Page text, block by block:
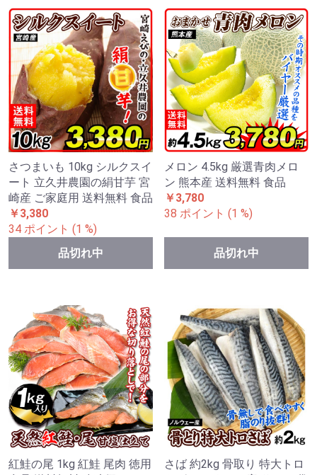
さつまいも 10kg シルクスイ
ート 立久井農園の絹甘芋 宮
崎産 ご家庭用 送料無料 食品
￥3,380
34 ポイント (1 %)
品切れ中
メロン 4.5kg 厳選青肉メロ
ン 熊本産 送料無料 食品
￥3,780
38 ポイント (1 %)
品切れ中
紅鮭の尾 1kg 紅鮭 尾肉 徳用
さば 約2kg 骨取り 特大トロ